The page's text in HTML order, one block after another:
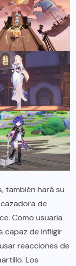
también hará su
de
Como usuaria
capaz de infligir
reacciones de
Los